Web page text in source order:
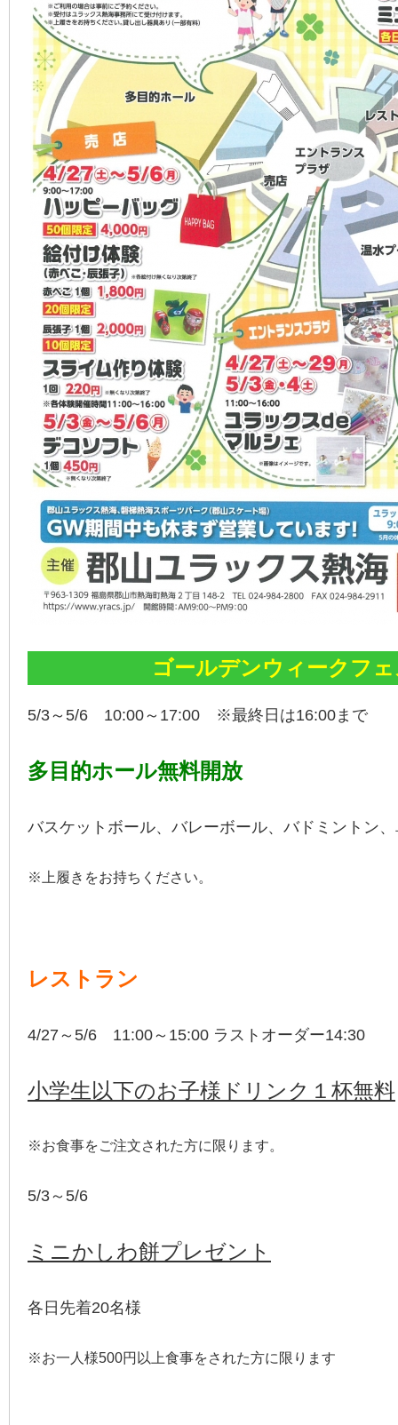
ゴールデンウィークフ
5/3～5/6 10:00～17:00 ※最終日は16:00まで
多目的ホール無料開放
バスケットボール、バレーボール、バドミントン
※上履きをお持ちください。
レストラン
4/27～5/6 11:00～15:00 ラストオーダー14:30
小学生以下のお子様ドリンク１杯無料
※お食事をご注文された方に限ります。
5/3～5/6
ミニかしわ餅プレゼント
各日先着20名様
※お一人様500円以上食事をされた方に限ります